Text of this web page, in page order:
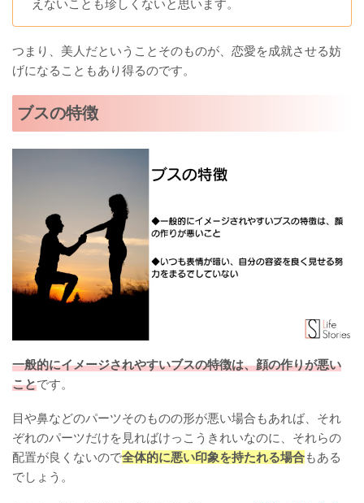
えないことも珍しくないと思います。
つまり、美人だということそのものが、恋愛を成就させる妨
げになることもあり得るのです。
ブスの特徴
一般的にイメージされやすいブスの特徴は、顔の作りが悪い
ことです。
目や鼻などのパーツそのものの形が悪い場合もあれば、それ
ぞれのパーツだけを見ればけっこうきれいなのに、それらの
配置が良くないので全体的に悪い印象を持たれる場合もある
でしょう。